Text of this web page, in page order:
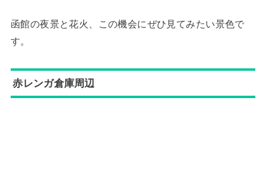
函館の夜景と花火、この機会にぜひ見てみたい景色で
す。
赤レンガ倉庫周辺